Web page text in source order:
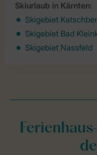
Skiurlaub in Kärnten:
Skigebiet
Skigebiet Bad
Skigebiet Nassfeld